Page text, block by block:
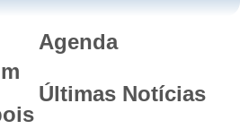
Agenda
Últimas Notícias